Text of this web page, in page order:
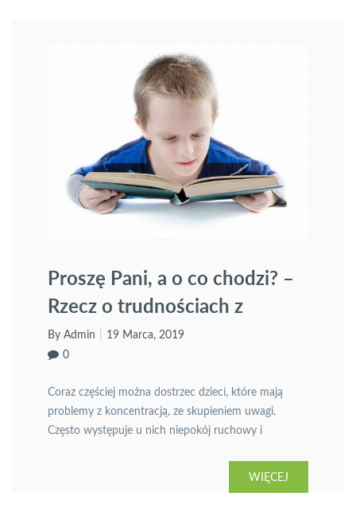
Proszę Pani, a o co chodzi? –
Rzecz o trudnościach z
koncentracją uwagi
By Admin
19 Marca, 2019
0
Coraz częściej można dostrzec dzieci, które mają
problemy z koncentracją, ze skupieniem uwagi.
Często występuje u nich niepokój ruchowy i
WIĘCEJ